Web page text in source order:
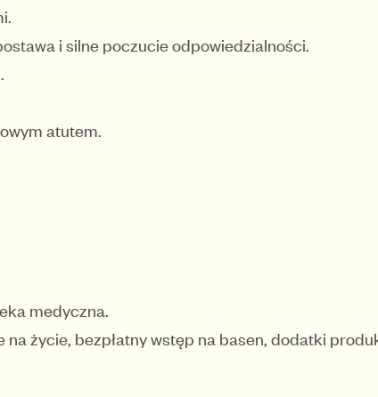
i silne poczucie odpowiedzialności.
atutem.
medyczna.
życie, bezpłatny wstęp na basen, dodatki